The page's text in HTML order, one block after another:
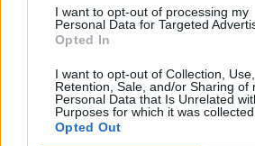
I want to opt-out of processing my
Personal Data for Targeted
Opted In
I want to opt-out of Collection, Use,
Retention, Sale, and/or Sharing of
Personal Data that Is Unrelated
Purposes for which it was collected.
Opted Out
05/08/2026 - 18:06 ΕΠΙΧΕΙΡΗΣΕΙΣ
ΔΕΗ: Ισχυρή ανάπτυξη στο α΄
προσαρμοσμένο EBITDA στα 1,2
05/08/2026 - 17:51 ΕΝΕΡΓΕΙΑ
Όμιλος AKTOR: Εξαγοράζει το